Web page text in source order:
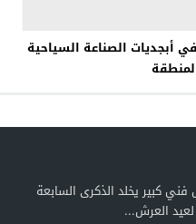
أبجديات الصناعة السياحية
كبير يخلد الذكرى السابعة
العرش...